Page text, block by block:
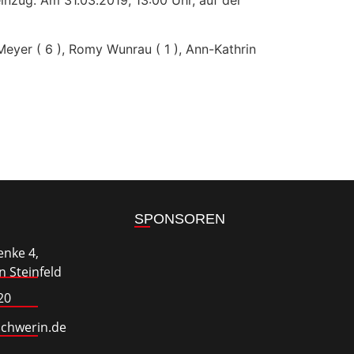
( 6 ), Romy Wunrau ( 1 ), Ann-Kathrin
4,
Steinfeld
SPONSOREN